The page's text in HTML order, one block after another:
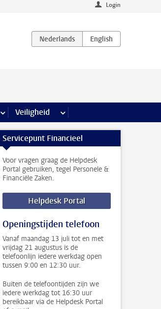
Login
meer Communicatie & Marketing pagina’s
Veiligheid meer Veiligheid pagina’s
Servicepunt Financieel
Voor vragen graag de Helpdesk
Portal gebruiken, tegel Personele &
Financiële Zaken.
Helpdesk Portal
Openingstijden telefoon
Vanaf maandag 13 juli tot en met
vrijdag 21 augustus is de
telefoonlijn iedere werkdag open
tussen 9:00 en 12:30 uur.
Buiten de telefoontijden zijn we
iedere werkdag tot 16:30 uur
bereikbaar via de Helpdesk Portal